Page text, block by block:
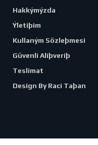
Hakkýmýzda
Ýletiþim
Kullaným Sözleþmesi
Güvenli Aliþveriþ
Teslimat
Design By Raci Taþan